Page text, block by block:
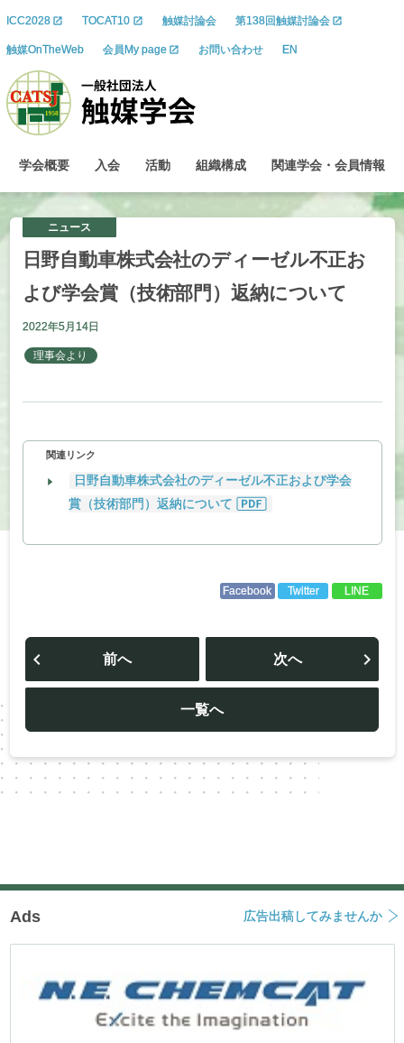
ICC2028 TOCAT10 触媒討論会 第138回触媒討論会
触媒OnTheWeb 会員My page お問い合わせ EN
学会概要 入会 活動 組織構成 関連学会 ・ 会員情報
ニュース
⽇ 野⾃動⾞株式会社のディーゼル不正お
よび学会賞（技術部⾨）返納について
2022年5月14日
理事会より
関連リンク
⽇野⾃動⾞株式会社のディーゼル不正および学会
賞（技術部⾨）返納について
Facebook Twitter LINE
投
ビ
ー
シ
ョ
前へ
一覧へ
次へ
Ads 広告出稿してみませんか